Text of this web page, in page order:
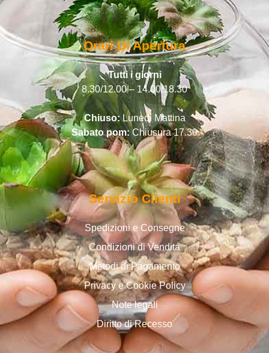
Orari Di Apertura
Tutti i giorni
8.30/12.00 – 14.00/18.30
Chiuso:Lunedì Mattina
Sabato pom:Chiusura 17.30
Servizio Clienti
Spedizioni e Consegne
Condizioni di Vendita
Metodi di Pagamento
Privacy e Cookie Policy
Note legali
Diritto di Recesso